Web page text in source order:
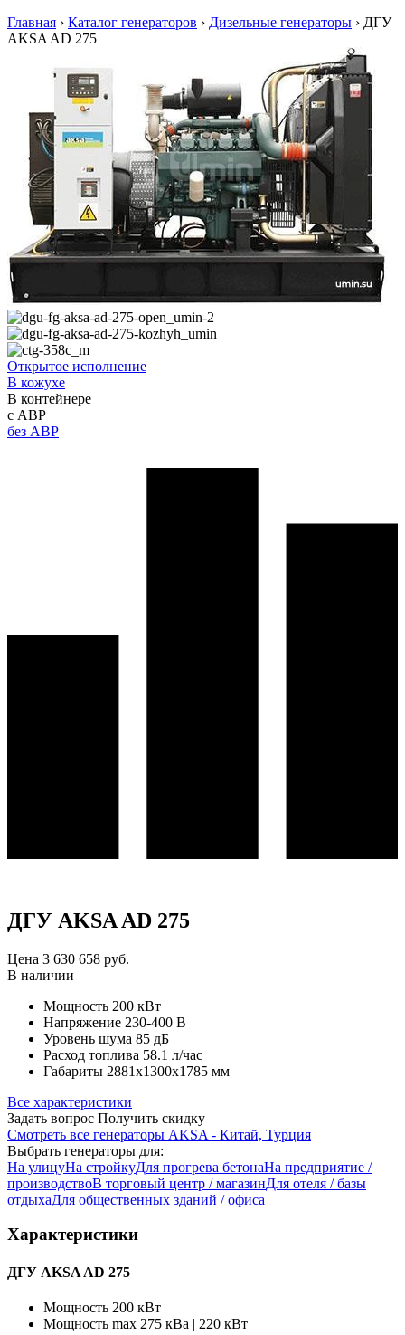
Главная › Каталог генераторов › Дизельные генераторы › ДГУ
AKSA AD 275
Открытое исполнение
В кожухе
В контейнере
с АВР
без АВР
ДГУ AKSA AD 275
Цена 3 630 658 руб.
В наличии
Мощность 200 кВт
Напряжение 230-400 В
Уровень шума 85 дБ
Расход топлива 58.1 л/час
Габариты 2881х1300х1785 мм
Все характеристики
Задать вопрос Получить скидку
Смотреть все генераторы AKSA - Китай, Турция
Выбрать генераторы для:
На улицуНа стройкуДля прогрева бетонаНа предприятие /
производствоВ торговый центр / магазинДля отеля / базы
отдыхаДля общественных зданий / офиса
Характеристики
ДГУ AKSA AD 275
Мощность 200 кВт
Мощность max 275 кВа | 220 кВт